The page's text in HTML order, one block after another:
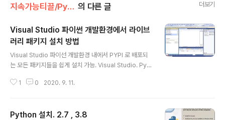
지속가능티끌/Python 의 다른 글 더보기
Visual Studio 파이썬 개발환경에서 라이브
러리 패키지 설치 방법
Visual Studio 파이선 개발환경 내에서 PYPI 로 배포되
는 모든 패키지들을 쉽게 설치 가능. Visual Studio. Pyth
로젝트를 오픈했을때 왼쪽의 Python Environment (파
고 즉시 설치도 가능하다. 아래 설명은 패키지 matplotlib
1 0 2020. 9. 11.
Python 설치. 2.7 , 3.8